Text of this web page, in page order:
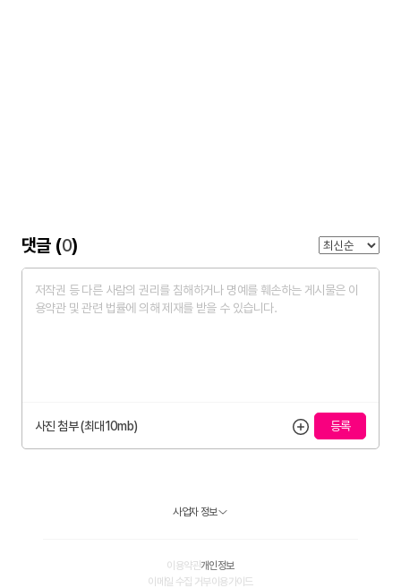
댓글 (0)
사진 첨부 (최대10mb)
사업자 정보
이용약관개인정보
이메일 수집 거부이용가이드